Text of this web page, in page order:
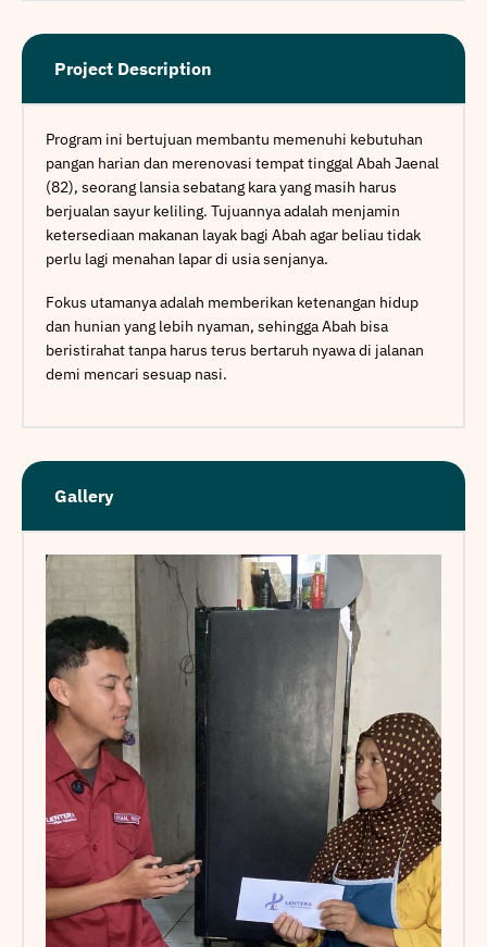
Project Description
Program ini bertujuan membantu memenuhi kebutuhan
pangan harian dan merenovasi tempat tinggal Abah Jaenal
(82), seorang lansia sebatang kara yang masih harus
berjualan sayur keliling. Tujuannya adalah menjamin
ketersediaan makanan layak bagi Abah agar beliau tidak
perlu lagi menahan lapar di usia senjanya.
Fokus utamanya adalah memberikan ketenangan hidup
dan hunian yang lebih nyaman, sehingga Abah bisa
beristirahat tanpa harus terus bertaruh nyawa di jalanan
demi mencari sesuap nasi.
Gallery